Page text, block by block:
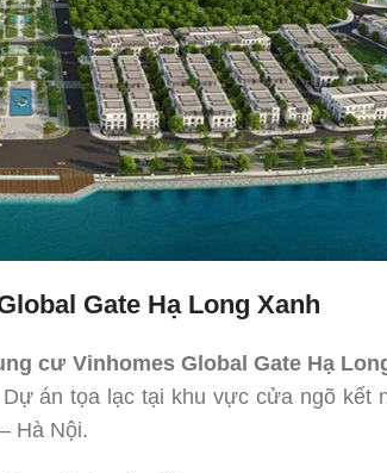
Gate Hạ Long Xanh
cư Vinhomes Global Gate Hạ
án tọa lạc tại khu vực cửa ngõ kết
Hà Nội.